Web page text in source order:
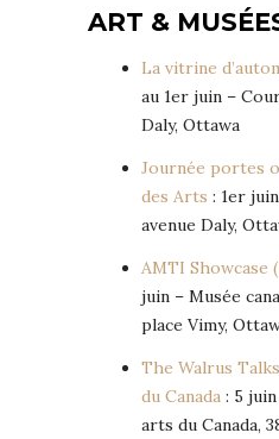
ART &
La vitrine
au 1er juin –
Daly, Ottawa
Journée portes
des Arts : 1er
avenue Daly,
AMTI Showcase
juin – Musée
place Vimy,
The Walrus
du Canada : 5
arts du Canada,